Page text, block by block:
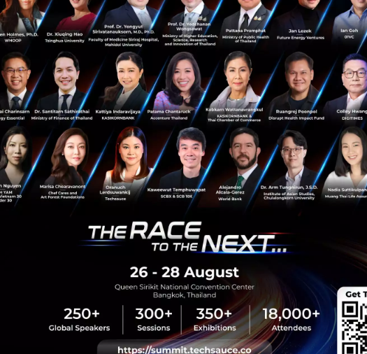
มิถุนายน 27, 2022| ByTechsauce Team
1
News Sustainable Focus G7 G-7 usa พลังงานสะอาด
Techsauce Media
About Techsauce
Techsauce Services
Privacy Policy
ส่งบทความ
Techsauce Global Summit
Trending Tags
Corporate Innovation
Digital Transformation
E-Commerce
Startup
Technology